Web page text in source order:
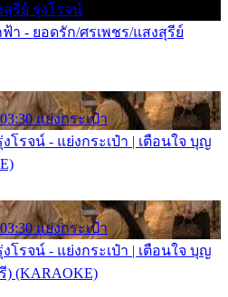
สุรีย์ รุ่งโรจน์
า - ยอดรัก/ศรเพชร/แสงสุรีย์
แย่งกระเป๋า
โรจน์ - แย่งกระเป๋า | เตือนใจ บุญ
แย่งกระเป๋า
โรจน์ - แย่งกระเป๋า | เตือนใจ บุญ
(KARAOKE)